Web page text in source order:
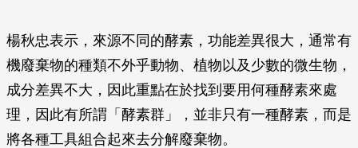
楊秋忠表示，來源不同的酵素，功能差異很大，通常有
機廢棄物的種類不外乎動物、植物以及少數的微生物，
成分差異不大，因此重點在於找到要用何種酵素來處
理，因此有所謂「酵素群」，並非只有一種酵素，而是
將各種工具組合起來去分解廢棄物。